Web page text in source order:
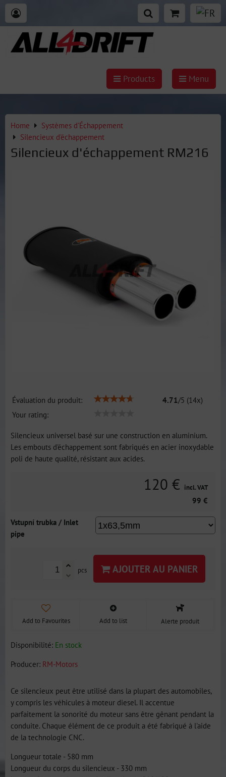
Products Menu
Home
Systèmes d'Échappement
Silencieux d'échappement
Silencieux d'échappement RM216
Évaluation du produit: 4.71/5 (14x)
Your rating:
Silencieux universel basé sur une construction en aluminium.
Les embouts d'échappement sont fabriqués en acier inoxydable
poli de haute qualité, résistant aux acides.
120 € incl. VAT
99 €
Vstupní trubka / Inlet
pipe
pcs AJOUTER AU PANIER
Add to Favourites Add to list Alerte produit
Disponibilité: En stock
Producer: RM-Motors
Ce silencieux peut être utilisé dans la plupart des automobiles,
y compris les véhicules à moteur diesel. Il accentue
parfaitement la sonorité du moteur sans être gênant pendant la
conduite. Chaque élément de ce produit a été fabriqué à l'aide
de la technologie CNC.
Longueur totale - 580 mm
Longueur du corps du silencieux - 330 mm